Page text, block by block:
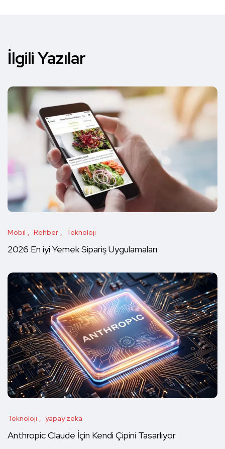
İlgili Yazılar
Mobil Rehber Teknoloji
2026 En iyi Yemek Sipariş Uygulamaları
Teknoloji yapay zeka
Anthropic Claude İçin Kendi Çipini Tasarlıyor